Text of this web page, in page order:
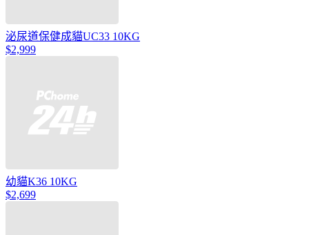
泌尿道保健成貓UC33 10KG
$2,999
幼貓K36 10KG
$2,699